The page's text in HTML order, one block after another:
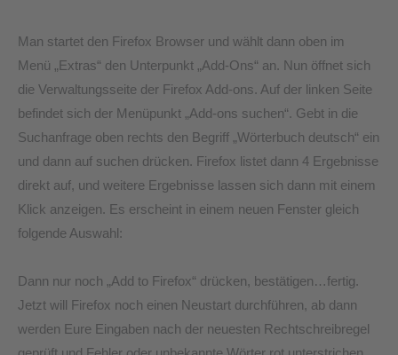
Man startet den Firefox Browser und wählt dann oben im
Menü „Extras“ den Unterpunkt „Add-Ons“ an. Nun öffnet sich
die Verwaltungsseite der Firefox Add-ons. Auf der linken Seite
befindet sich der Menüpunkt „Add-ons suchen“. Gebt in die
Suchanfrage oben rechts den Begriff „Wörterbuch deutsch“ ein
und dann auf suchen drücken. Firefox listet dann 4 Ergebnisse
direkt auf, und weitere Ergebnisse lassen sich dann mit einem
Klick anzeigen. Es erscheint in einem neuen Fenster gleich
folgende Auswahl:
Dann nur noch „Add to Firefox“ drücken, bestätigen…fertig.
Jetzt will Firefox noch einen Neustart durchführen, ab dann
werden Eure Eingaben nach der neuesten Rechtschreibregel